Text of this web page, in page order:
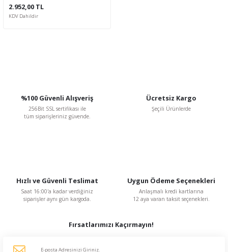
2.952,00 TL
KDV Dahildir
%100 Güvenli Alışveriş
256Bit SSL sertifikası ile
tüm siparişleriniz güvende.
Ücretsiz Kargo
Şeçili Ürünlerde
Hızlı ve Güvenli Teslimat
Saat 16:00'a kadar verdiğiniz
siparişler aynı gün kargoda.
Uygun Ödeme Seçenekleri
Anlaşmalı kredi kartlarına
12 aya varan taksit seçenekleri.
Fırsatlarımızı Kaçırmayın!